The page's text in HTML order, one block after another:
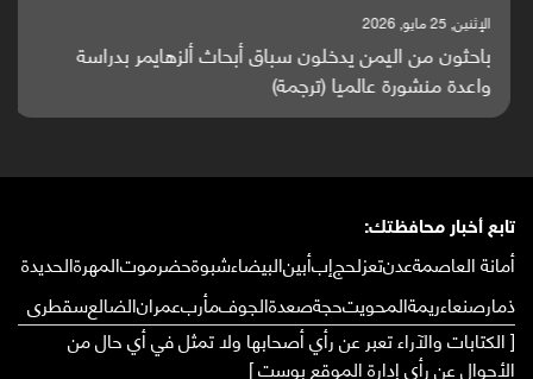
الإثنين, 25 مايو, 2026
باحثون من اليمن يدخلون سباق أبحاث ألزهايمر بدراسة
واعدة منشورة عالميا (ترجمة)
تابع أخبار محافظتك:
أمانة العاصمةعدنتعزلحجإبأبينالبيضاءشبوةحضرموتالمهرةالحديدة
ذمارصنعاءريمةالمحويتحجةصعدةالجوفمأربعمرانالضالعسقطرى
[ الكتابات والآراء تعبر عن رأي أصحابها ولا تمثل في أي حال من
الأحوال عن رأي إدارة الموقع بوست ]